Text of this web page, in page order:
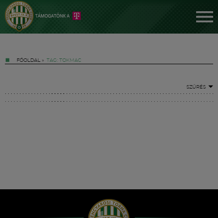
FŐOLDAL » TAG: TOKMAC
SZŰRÉS
Hírek